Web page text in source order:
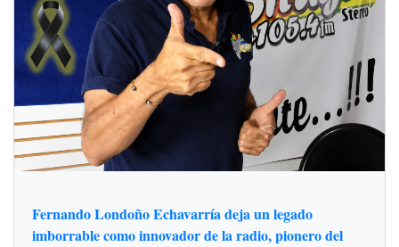
Fernando Londoño Echavarría deja un legado
imborrable como innovador de la radio, pionero del